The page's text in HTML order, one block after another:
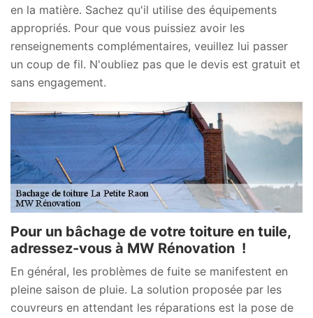
en la matière. Sachez qu'il utilise des équipements
appropriés. Pour que vous puissiez avoir les
renseignements complémentaires, veuillez lui passer
un coup de fil. N'oubliez pas que le devis est gratuit et
sans engagement.
Pour un bâchage de votre toiture en tuile,
adressez-vous à MW Rénovation !
En général, les problèmes de fuite se manifestent en
pleine saison de pluie. La solution proposée par les
couvreurs en attendant les réparations est la pose de